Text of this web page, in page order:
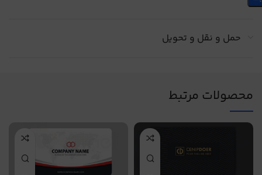
حمل و نقل و تحویل
محصولات مرتبط